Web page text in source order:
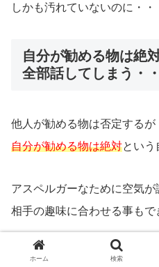
しかも汚れていないのに・・
自分が勧める物は絶
全部話してしまう・・
他人が勧める物は否定するが
自分が勧める物は絶対という
アスペルガーなために空気が
相手の趣味に合わせる事もで
例えば私の場合には、ジャニ
ホーム 検索